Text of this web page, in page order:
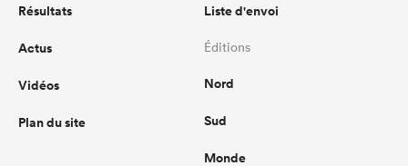
Résultats
Actus
Vidéos
Plan du site
Liste d'envoi
Éditions
Nord
Sud
Monde